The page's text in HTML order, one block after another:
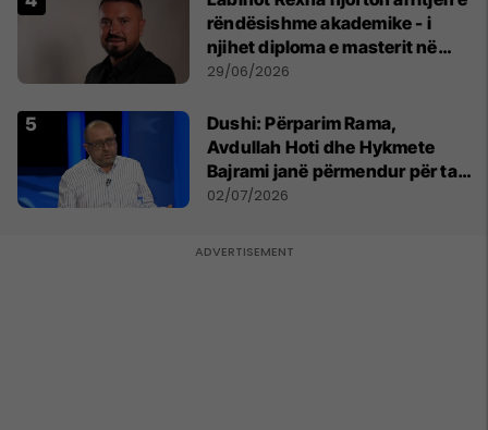
rëndësishme akademike - i
njihet diploma e masterit në
Psikologji në Zvicër
29/06/2026
Dushi: Përparim Rama,
Avdullah Hoti dhe Hykmete
Bajrami janë përmendur për ta
udhëhequr LDK-në
02/07/2026